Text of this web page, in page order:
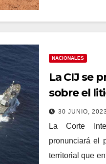
NACIONALES
La CIJ se
sobre el
Nicaragua
30 JUNIO, 2023
La Corte
pronunciará el
territorial que